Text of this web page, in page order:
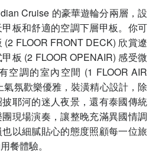
Cruise 的豪華遊輪分兩層，設
板和舒適的空調下層甲板。你可
FLOOR FRONT DECK) 欣賞遼
板 (2 FLOOR OPENAIR) 感受微
空調的室內空間 (1 FLOOR AIR
氛歡樂優雅，裝潢精心設計，除
耶河的迷人夜景，還有泰國傳統
現場演奏，讓整晚充滿異國情調
以細膩貼心的態度照顧每一位旅
餐體驗。